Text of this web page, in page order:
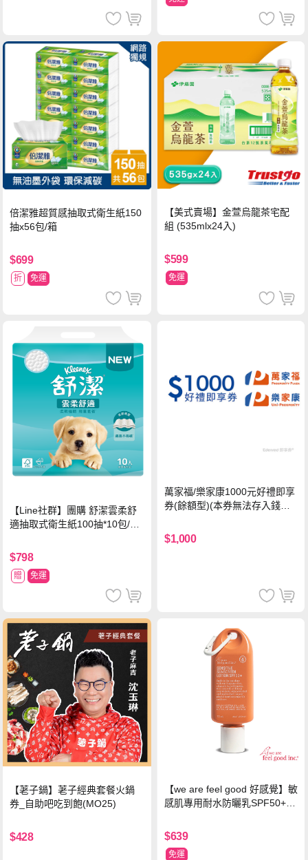
倍潔雅超質感抽取式衛生紙150
抽x56包/箱
$699
折 免運
【美式賣場】金萱烏龍茶宅配
組 (535mlx24入)
$599
免運
【Line社群】團購 舒潔雲柔舒
適抽取式衛生紙100抽*10包/6
$798
贈 免運
萬家福/樂家康1000元好禮即享
券(餘額型)(本券無法存入錢包
$1,000
【荖子鍋】荖子經典套餐火鍋
券_自助吧吃到飽(MO25)
$428
【we are feel good 好感覺】敏
感肌專用耐水防曬乳SPF50+ 7
$639
免運